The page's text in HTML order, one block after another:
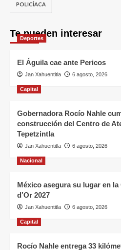
POLICÍACA
Te pueden interesar
Deportes
El Águila cae ante Pericos
Jan Xahuentitla 6 agosto, 2026
Capital
Gobernadora Rocío Nahle
construcción del Centro de
Tepetzintla
Jan Xahuentitla 6 agosto, 2026
Nacional
México asegura su lugar en
d’Or 2027
Jan Xahuentitla 6 agosto, 2026
Capital
Rocío Nahle entrega 33